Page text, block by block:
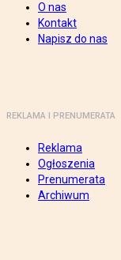
O nas
Kontakt
Napisz do nas
REKLAMA I PRENUMERATA
Reklama
Ogłoszenia
Prenumerata
Archiwum